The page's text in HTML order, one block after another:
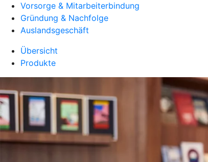
Vorsorge & Mitarbeiterbindung
Gründung & Nachfolge
Auslandsgeschäft
Übersicht
Produkte